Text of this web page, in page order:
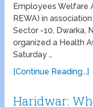
Employees Welfare
REWA) in
Sector -10, Dwarka,
organized a Health
Saturday …
[Continue Reading...]
Haridwar: